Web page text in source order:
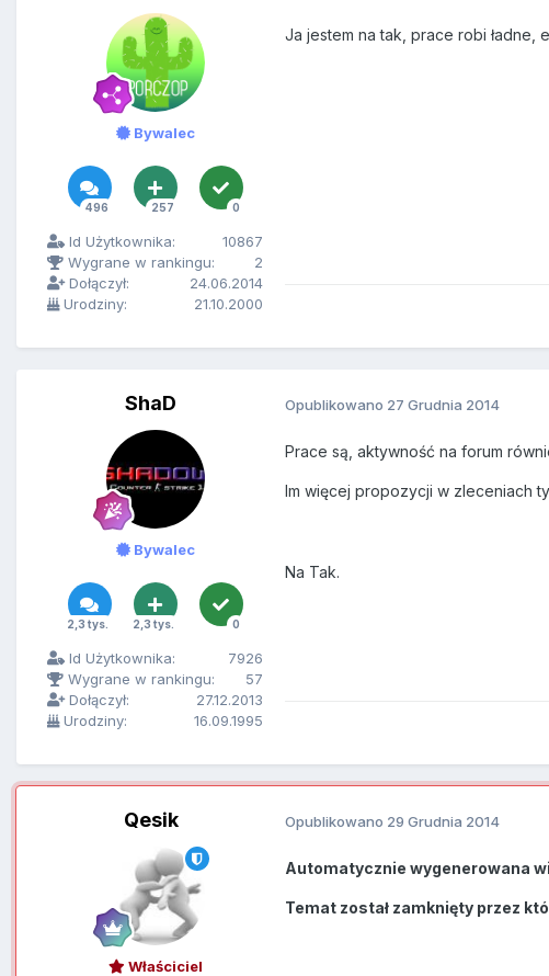
Bywalec
496 257 0
Id Użytkownika:
10867
Wygrane w rankingu:
2
Dołączył:
24.06.2014
Urodziny:
21.10.2000
Ja jestem na tak, prace robi
ShaD
Bywalec
2,3 tys. 2,3 tys. 0
Id Użytkownika:
7926
Wygrane w rankingu:
57
Dołączył:
27.12.2013
Urodziny:
16.09.1995
Opublikowano 27 Grudnia 2014
Prace są, aktywność na forum
Im więcej propozycji w zleceniach
Na Tak.
Qesik
Właściciel
Opublikowano 29 Grudnia 2014
Automatycznie wygenerowana
Temat został zamknięty przez